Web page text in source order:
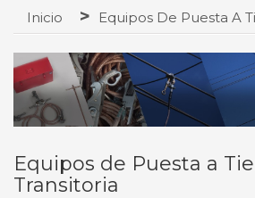
Inicio Equipos De Puesta A
Equipos de Puesta a
Transitoria